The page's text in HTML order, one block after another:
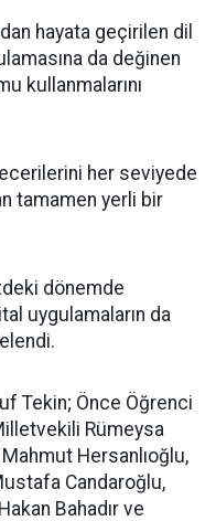
hayata geçirilen dil
da değinen
kullanmalarını
her seviyede
tamamen yerli bir
dönemde
uygulamaların da
Tekin; Önce Öğrenci
Rümeysa
Hersanlıoğlu,
Candaroğlu,
Bahadır ve